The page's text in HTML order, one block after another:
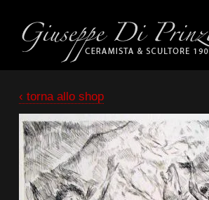
‹ torna allo shop